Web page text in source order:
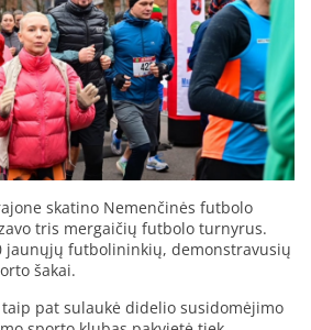
skatino Nemenčinės futbolo
tris mergaičių futbolo turnyrus.
jaunųjų futbolininkių, demonstravusių
šakai.
pat sulaukė didelio susidomėjimo